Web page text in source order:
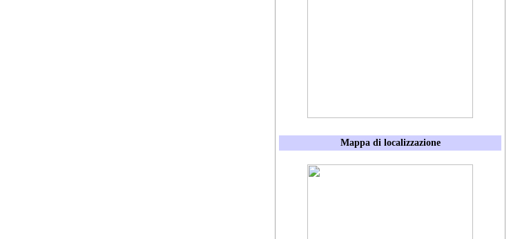
Mappa di localizzazione